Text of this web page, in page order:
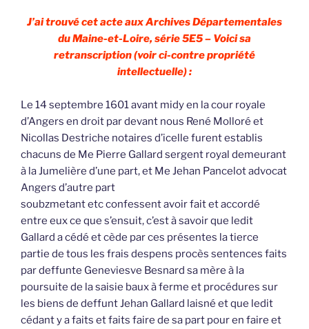
J’ai trouvé cet acte aux Archives Départementales
du Maine-et-Loire, série 5E5 – Voici sa
retranscription (voir ci-contre propriété
intellectuelle) :
Le 14 septembre 1601 avant midy en la cour royale
d’Angers en droit par devant nous René Molloré et
Nicollas Destriche notaires d’icelle furent establis
chacuns de Me Pierre Gallard sergent royal demeurant
à la Jumelière d’une part, et Me Jehan Pancelot advocat
Angers d’autre part
soubzmetant etc confessent avoir fait et accordé
entre eux ce que s’ensuit, c’est à savoir que ledit
Gallard a cédé et cède par ces présentes la tierce
partie de tous les frais despens procès sentences faits
par deffunte Geneviesve Besnard sa mère à la
poursuite de la saisie baux à ferme et procédures sur
les biens de deffunt Jehan Gallard laisné et que ledit
cédant y a faits et faits faire de sa part pour en faire et